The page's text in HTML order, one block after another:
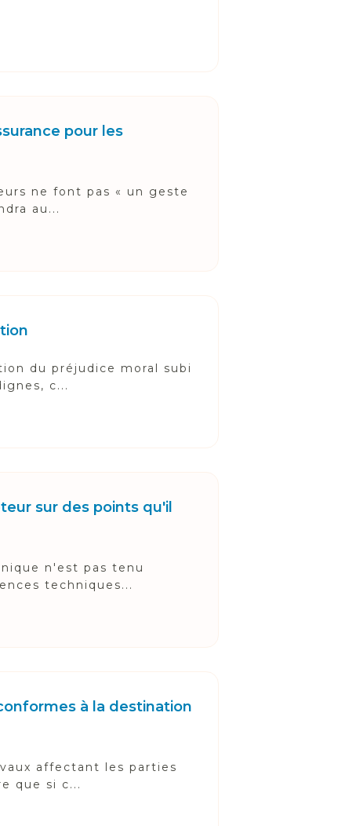
pour les
ne font pas « un geste
au...
du préjudice moral subi
c...
sur des points qu'il
n'est pas tenu
techniques...
à la destination
affectant les parties
que si c...